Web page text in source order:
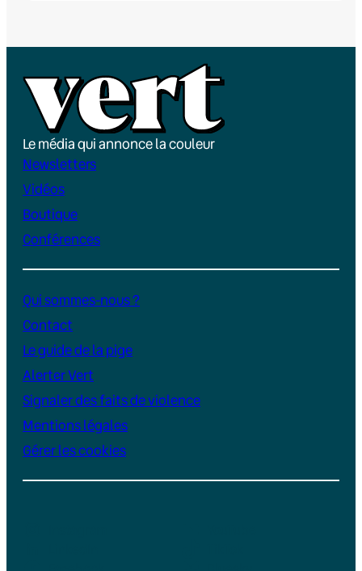
Le média qui annonce la couleur
Newsletters
Vidéos
Boutique
Conférences
Qui sommes-nous ?
Contact
Le guide de la pige
Alerter Vert
Signaler des faits de violence
Mentions légales
Gérer les cookies